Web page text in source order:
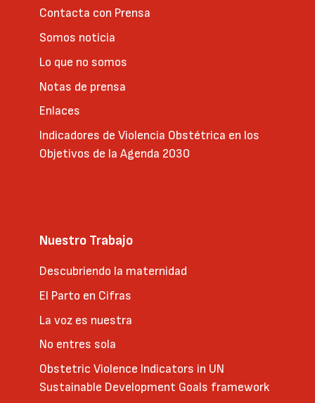
Contacta con Prensa
Somos noticia
Lo que no somos
Notas de prensa
Enlaces
Indicadores de Violencia Obstétrica en los
Objetivos de la Agenda 2030
Nuestro Trabajo
Descubriendo la maternidad
El Parto en Cifras
La voz es nuestra
No entres sola
Obstetric Violence Indicators in UN
Sustainable Development Goals framework